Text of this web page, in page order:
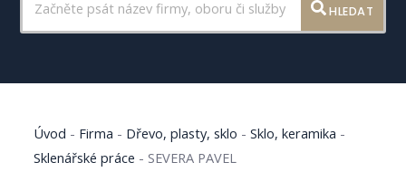
HLEDAT
Úvod - Firma - Dřevo, plasty, sklo -Sklo, keramika -
Sklenářské práce - SEVERA PAVEL